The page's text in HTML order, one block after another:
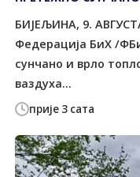
прије 3 сата
БИЈЕЉИНА, 9.
Федерација БиХ /
сунчано и врло
ваздуха...